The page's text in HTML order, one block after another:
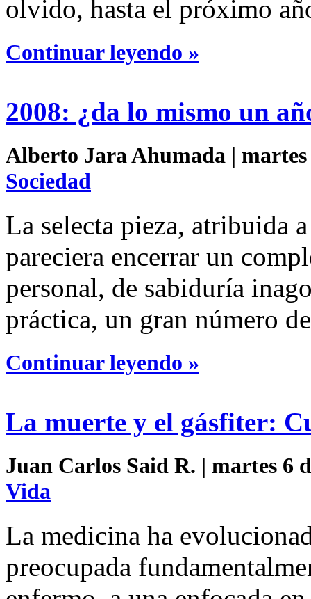
olvido, hasta el próximo
Continuar leyendo »
2008: ¿da lo mismo un
Alberto Jara Ahumada | martes
Sociedad
La selecta pieza, atribuida
pareciera encerrar un
personal, de sabiduría
práctica, un gran número
Continuar leyendo »
La muerte y el gásfiter:
Juan Carlos Said R. | martes 6
Vida
La medicina ha
preocupada